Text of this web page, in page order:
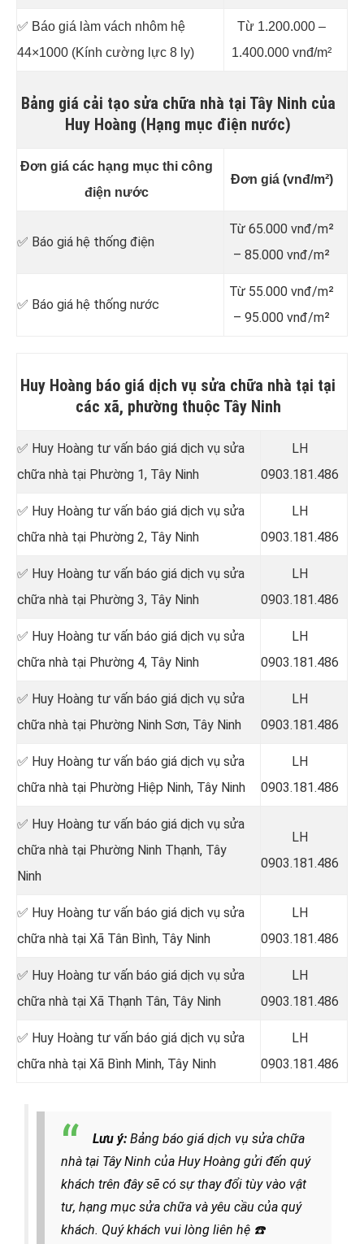
✅ Báo giá làm vách nhôm hệ
44×1000 (Kính cường lực 8 ly)
Từ 1.200.000 –
1.400.000 vnđ/m²
Bảng giá cải tạo sửa chữa nhà tại Tây Ninh của
Huy Hoàng (Hạng mục điện nước)
Đơn giá các hạng mục thi công
điện nước
Đơn giá (vnđ/m²)
✅ Báo giá hệ thống điện
Từ 65.000 vnđ/m²
– 85.000 vnđ/m²
✅ Báo giá hệ thống nước
Từ 55.000 vnđ/m²
– 95.000 vnđ/m²
Huy Hoàng báo giá dịch vụ sửa chữa nhà tại tại
các xã, phường thuộc Tây Ninh
✅ Huy Hoàng tư vấn báo giá dịch vụ sửa
chữa nhà tại Phường 1, Tây Ninh
LH
0903.181.486
✅ Huy Hoàng tư vấn báo giá dịch vụ sửa
chữa nhà tại Phường 2, Tây Ninh
LH
0903.181.486
✅ Huy Hoàng tư vấn báo giá dịch vụ sửa
chữa nhà tại Phường 3, Tây Ninh
LH
0903.181.486
✅ Huy Hoàng tư vấn báo giá dịch vụ sửa
chữa nhà tại Phường 4, Tây Ninh
LH
0903.181.486
✅ Huy Hoàng tư vấn báo giá dịch vụ sửa
chữa nhà tại Phường Ninh Sơn, Tây Ninh
LH
0903.181.486
✅ Huy Hoàng tư vấn báo giá dịch vụ sửa
chữa nhà tại Phường Hiệp Ninh, Tây Ninh
LH
0903.181.486
✅ Huy Hoàng tư vấn báo giá dịch vụ sửa
chữa nhà tại Phường Ninh Thạnh, Tây
Ninh
LH
0903.181.486
✅ Huy Hoàng tư vấn báo giá dịch vụ sửa
chữa nhà tại Xã Tân Bình, Tây Ninh
LH
0903.181.486
✅ Huy Hoàng tư vấn báo giá dịch vụ sửa
chữa nhà tại Xã Thạnh Tân, Tây Ninh
LH
0903.181.486
✅ Huy Hoàng tư vấn báo giá dịch vụ sửa
chữa nhà tại Xã Bình Minh, Tây Ninh
LH
0903.181.486
Lưu ý: Bảng báo giá dịch vụ sửa chữa
nhà tại Tây Ninh của Huy Hoàng gửi đến quý
khách trên đây sẽ có sự thay đổi tùy vào vật
tư, hạng mục sửa chữa và yêu cầu của quý
khách. Quý khách vui lòng liên hệ ☎️